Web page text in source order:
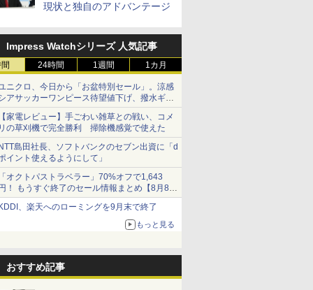
現状と独自のアドバンテージ
Impress Watchシリーズ 人気記事
24時間 1週間 1カ月
ニクロ、今日から「お盆特別セール」。涼感
アサッカーワンピース待望値下げ、撥水ギア
ョーツは1990円に
家電レビュー】手ごわい雑草との戦い、コメ
の草刈機で完全勝利 掃除機感覚で使えた
島田社長、ソフトバンクのセブン出資に「d
イント使えるようにして」
オクトパストラベラー」70%オフで1,643
！ もうすぐ終了のセール情報まとめ【8月8日
新】
ンテンドーeショップでは「大神 絶景版」が
、楽天へのローミングを9月末で終了
もっと見る
おすすめ記事